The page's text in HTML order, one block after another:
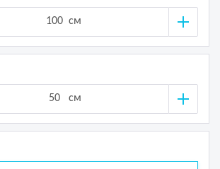
см
см